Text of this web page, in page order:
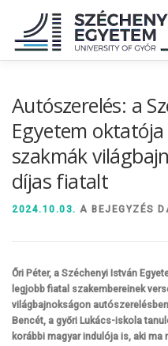
tartalomhoz
DIPLOMAÁTADÓ
SZOLGÁLTATÁSOK
Autószerelés: a
Egyetem
szakmák
díjas fiatalt
2024.10.03. A BEJEGYZÉS
Őri Péter, a Széchenyi István
legjobb fiatal szakembereinek
világbajnokságon
Bencét, a győri Lukács-iskola
korábbi magyar indulója is, aki